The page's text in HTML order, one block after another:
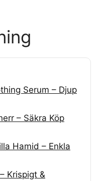
Serum – Djup
– Säkra Köp
Hamid – Enkla
Krispigt &